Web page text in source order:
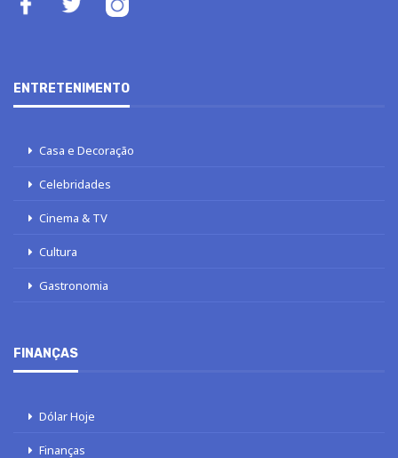
ENTRETENIMENTO
Casa e Decoração
Celebridades
Cinema & TV
Cultura
Gastronomia
FINANÇAS
Dólar Hoje
Finanças